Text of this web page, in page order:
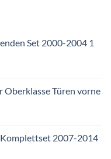
Set 2000-2004 1
Türen vorne
2007-2014